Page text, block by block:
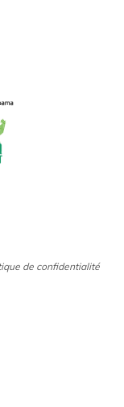
de confidentialité